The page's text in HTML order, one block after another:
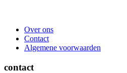
Over ons
Contact
Algemene voorwaarden
contact